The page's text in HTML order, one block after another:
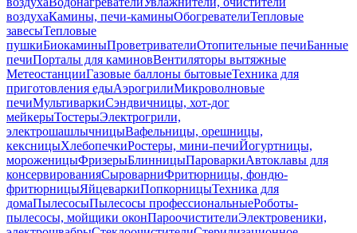
воздухаКамины, печи-каминыОбогревателиТепловые
завесыТепловые
пушкиБиокаминыПроветривателиОтопительные печиБанные
печиПорталы для каминовВентиляторы вытяжные
МетеостанцииГазовые баллоны бытовыеТехника для
приготовления едыАэрогрилиМикроволновые
печиМультиваркиСэндвичницы, хот-дог
мейкерыТостерыЭлектрогрили,
электрошашлычницыВафельницы, орешницы,
кексницыХлебопечкиРостеры, мини-печиЙогуртницы,
мороженицыФризерыБлинницыПароваркиАвтоклавы для
консервированияСыроварниФритюрницы, фондю-
фритюрницыЯйцеваркиПопкорницыТехника для
домаПылесосыПылесосы профессиональныеРоботы-
пылесосы, мойщики оконПароочистителиЭлектровеники,